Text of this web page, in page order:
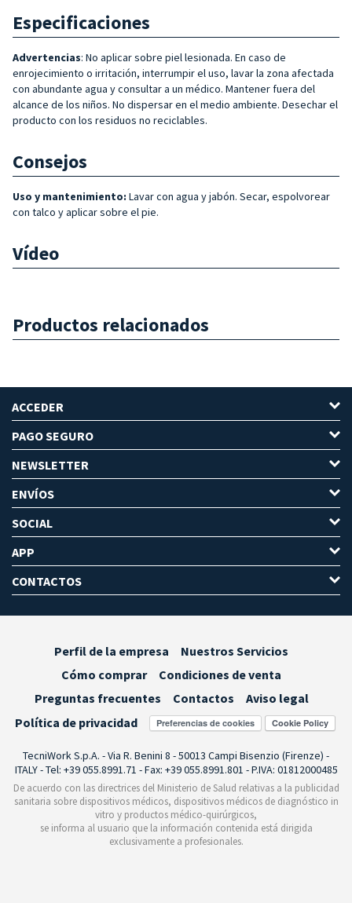
Especificaciones
Advertencias: No aplicar sobre piel lesionada. En caso de
enrojecimiento o irritación, interrumpir el uso, lavar la zona afectada
con abundante agua y consultar a un médico. Mantener fuera del
alcance de los niños. No dispersar en el medio ambiente. Desechar el
producto con los residuos no reciclables.
Consejos
Uso y mantenimiento: Lavar con agua y jabón. Secar, espolvorear
con talco y aplicar sobre el pie.
Vídeo
Productos relacionados
ACCEDER
PAGO SEGURO
NEWSLETTER
ENVÍOS
SOCIAL
APP
CONTACTOS
Perfil de la empresa
Nuestros Servicios
Cómo comprar
Condiciones de venta
Preguntas frecuentes
Contactos
Aviso legal
Política de privacidad
Preferencias de cookies
TecniWork S.p.A. - Via R. Benini 8 - 50013 Campi Bisenzio (Firenze) -
ITALY - Tel: +39 055.8991.71 - Fax: +39 055.8991.801 - P.IVA: 01812000485
De acuerdo con las directrices del Ministerio de Salud relativas a la publicidad
sanitaria sobre dispositivos médicos, dispositivos médicos de diagnóstico in
vitro y productos médico-quirúrgicos,
se informa al usuario que la información contenida está dirigida
exclusivamente a profesionales.